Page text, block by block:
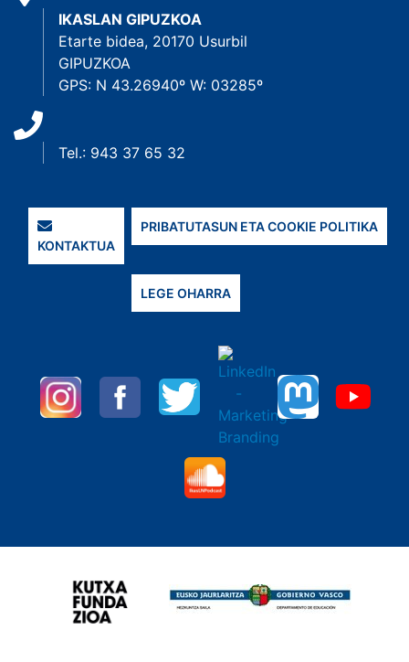
IKASLAN GIPUZKOA
Etarte bidea, 20170 Usurbil
GIPUZKOA
GPS: N 43.26940º W: 03285º
Tel.: 943 37 65 32
KONTAKTUA
PRIBATUTASUN ETA COOKIE POLITIKA
LEGE OHARRA